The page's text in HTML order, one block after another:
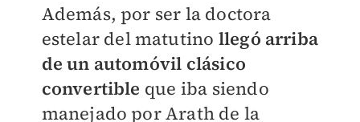
Además, por ser la doctora
estelar del matutino llegó arriba
de un automóvil clásico
convertible que iba siendo
manejado por Arath de la